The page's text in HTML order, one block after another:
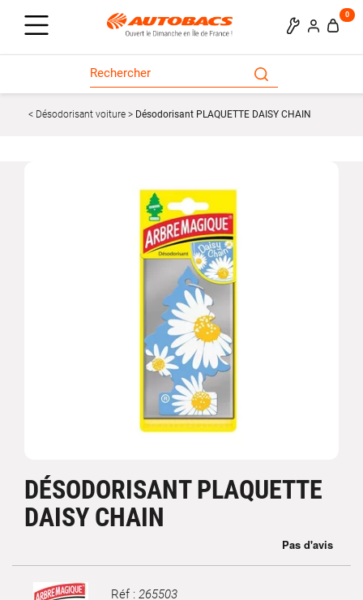
0
Désodorisant voiture Désodorisant PLAQUETTE DAISY CHAIN
DÉSODORISANT PLAQUETTE
DAISY CHAIN
Réf : 265503